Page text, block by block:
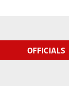
OFFICIALS